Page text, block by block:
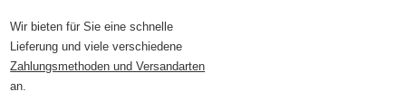
Wir bieten für Sie eine schnelle
Lieferung und viele verschiedene
Zahlungsmethoden und Versandarten
an.